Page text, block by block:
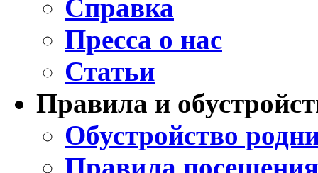
Справка
Пресса о нас
Статьи
Правила и
Обустройство